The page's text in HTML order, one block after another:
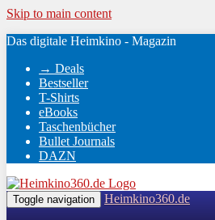
Skip to main content
Das digitale Heimkino - Magazin
→ Deals
Bestseller
T-Shirts
eBooks
Taschenbücher
Bullet Journals
DAZN
Toggle navigation Heimkino360.de